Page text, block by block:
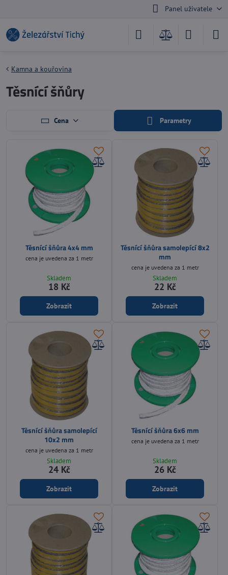
Panel uživatele
Kamna a kouřovina
Těsnící šňůry
Cena Parametry
Těsnící šňůra 4x4 mm
cena je uvedena za 1 metr
Skladem
18 Kč
Zobrazit
Těsnící šňůra samolepící 8x2
mm
cena je uvedena za 1 metr
Skladem
22 Kč
Zobrazit
Těsnící šňůra samolepící
10x2 mm
cena je uvedena za 1 metr
Skladem
24 Kč
Zobrazit
Těsnící šňůra 6x6 mm
cena je uvedena za 1 metr
Skladem
26 Kč
Zobrazit